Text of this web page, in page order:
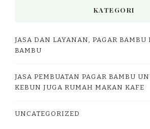
KATEGORI
JASA DAN LAYANAN, PAGAR BAMBU
BAMBU
JASA PEMBUATAN PAGAR BAMBU
KEBUN JUGA RUMAH MAKAN KAFE
UNCATEGORIZED